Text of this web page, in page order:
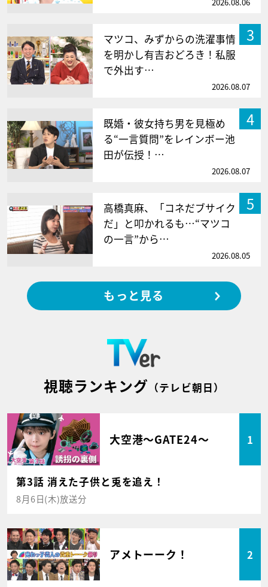
3
マツコ、みずからの洗濯事情
を明かし有吉おどろき！私服
で外出す…
2026.08.07
4
既婚・彼女持ち男を見極め
る“一言質問”をレインボー池
田が伝授！…
2026.08.07
5
高橋真麻、「コネだブサイク
だ」と叩かれるも…“マツコ
の一言”から…
2026.08.05
もっと見る
視聴ランキング （テレビ朝日）
大空港～GATE24～ 1
第3話 消えた子供と兎を追え！
8月6日(木)放送分
アメトーーク！ 2